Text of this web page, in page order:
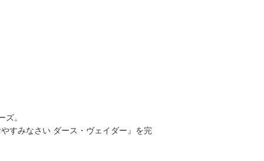
。
すみなさい ダース・ヴェイダー』を完